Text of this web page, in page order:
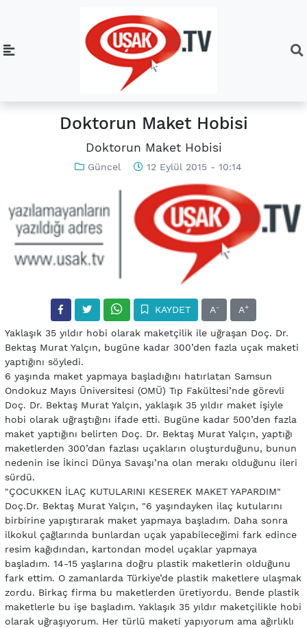
Doktorun Maket Hobisi
Doktorun Maket Hobisi
Güncel 12 Eylül 2015 - 10:14
KAYDET A- A+
Yaklaşık 35 yıldır hobi olarak maketçilik ile uğraşan Doç. Dr.
Bektaş Murat Yalçın, bugüne kadar 300’den fazla uçak maketi
yaptığını söyledi.
6 yaşında maket yapmaya başladığını hatırlatan Samsun
Ondokuz Mayıs Üniversitesi (OMÜ) Tıp Fakültesi’nde görevli
Doç. Dr. Bektaş Murat Yalçın, yaklaşık 35 yıldır maket işiyle
hobi olarak uğraştığını ifade etti. Bugüne kadar 500’den fazla
maket yaptığını belirten Doç. Dr. Bektaş Murat Yalçın, yaptığı
maketlerden 300’dan fazlası uçakların oluşturduğunu, bunun
nedenin ise İkinci Dünya Savaşı’na olan merakı olduğunu ileri
sürdü.
"ÇOCUKKEN İLAÇ KUTULARINI KESEREK MAKET YAPARDIM"
Doç.Dr. Bektaş Murat Yalçın, "6 yaşındayken ilaç kutularını
birbirine yapıştırarak maket yapmaya başladım. Daha sonra
ilkokul çağlarında bunlardan uçak yapabileceğimi fark edince
resim kağıdından, kartondan model uçaklar yapmaya
başladım. 14-15 yaşlarına doğru plastik maketlerin olduğunu
fark ettim. O zamanlarda Türkiye’de plastik maketlere ulaşmak
zordu. Birkaç firma bu maketlerden üretiyordu. Bende plastik
maketlerle bu işe başladım. Yaklaşık 35 yıldır maketçilikle hobi
olarak uğraşıyorum. Her türlü maketi yapıyorum ama ağırlıklı